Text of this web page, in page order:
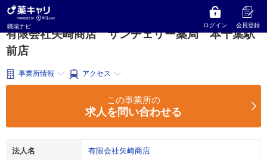
職場ナビ ログイン 会員登録
薬キャリ 職場ナビ
有限会社矢崎商店
有限会社矢崎商店 サンチェリー薬局 本千葉駅
前店
事業所情報 アクセス
この事業所の
求人を問い合わせる
法人名 有限会社矢崎商店